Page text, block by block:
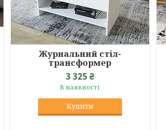
Журнальний стіл-
трансформер
3 325 ₴
В наявності
Купити